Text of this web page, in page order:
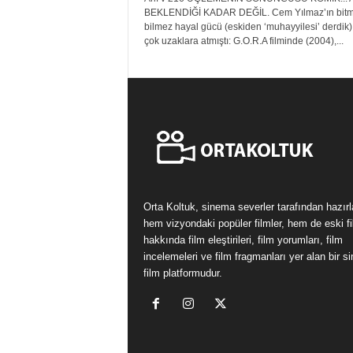
BEKLENDİĞİ KADAR DEĞİL. Cem Yılmaz’ın
bilmez hayal gücü (eskiden ‘muhayyilesi’
çok uzaklara atmıştı: G.O.R.A filminde (2004),...
Orta Koltuk, sinema severler tarafından
hem vizyondaki popüler filmler, hem de eski
hakkında film eleştirileri, film yorumları, film
incelemeleri ve film fragmanları yer alan bir
film platformudur.